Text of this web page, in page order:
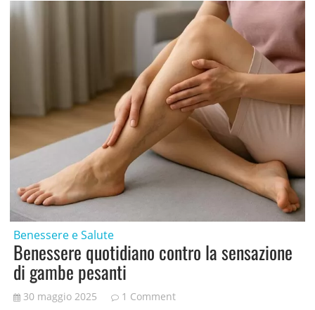
Benessere e Salute
Benessere quotidiano contro la sensazione
di gambe pesanti
30 maggio 2025 1 Comment